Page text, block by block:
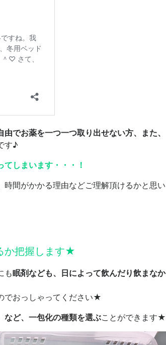
でお薬を一つ一つ取り出せない方、また、
す♪
てしまいます・・・！
間がかかる理由などご理解頂けるかと思い
か把握します★
も眠剤なども、日によって飲んだり飲まなか
でおっしゃってください★
など、一包化の種類を選ぶことができます★